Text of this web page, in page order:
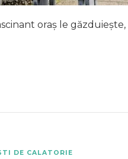
oraș le
DE CALATORIE